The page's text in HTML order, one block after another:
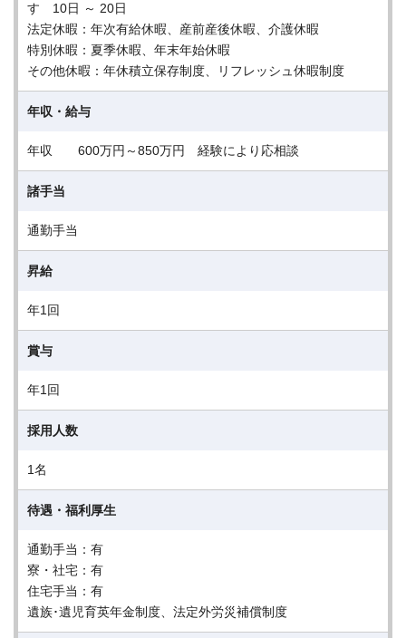
す 10日 ～ 20日
法定休暇：年次有給休暇、産前産後休暇、介護休暇
特別休暇：夏季休暇、年末年始休暇
その他休暇：年休積立保存制度、リフレッシュ休暇制度
年収・給与
年収 600万円～850万円 経験により応相談
諸手当
通勤手当
昇給
年1回
賞与
年1回
採用人数
1名
待遇・福利厚生
通勤手当：有
寮・社宅：有
住宅手当：有
遺族･遺児育英年金制度、法定外労災補償制度